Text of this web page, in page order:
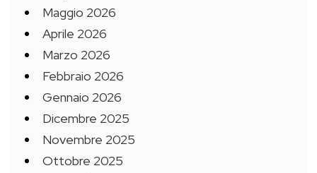
Maggio 2026
Aprile 2026
Marzo 2026
Febbraio 2026
Gennaio 2026
Dicembre 2025
Novembre 2025
Ottobre 2025